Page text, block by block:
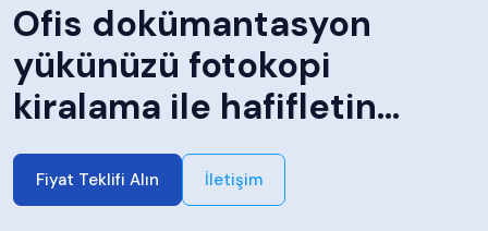
Ofis dokümantasyon
yükünüzü fotokopi
kiralama ile hafifletin...
Fiyat Teklifi Alın İletişim